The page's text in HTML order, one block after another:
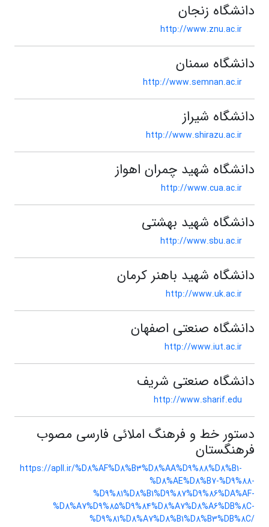
دانشگاه زنجان
http://www.znu.ac.ir
دانشگاه سمنان
http://www.semnan.ac.ir
دانشگاه شیراز
http://www.shirazu.ac.ir
دانشگاه شهید چمران اهواز
http://www.cua.ac.ir
دانشگاه شهید بهشتی
http://www.sbu.ac.ir
دانشگاه شهید باهنر کرمان
http://www.uk.ac.ir
دانشگاه صنعتی اصفهان
http://www.iut.ac.ir
دانشگاه صنعتی شریف
http://www.sharif.edu
دستور خط و فرهنگ املائی فارسی مصوب
فرهنگستان
https://apll.ir/%D8%AF%D8%B3%D8%AA%D9%88%D8%B1-
%D8%AE%D8%B7-%D9%88-
%D9%81%D8%B1%D9%87%D9%86%DA%AF-
%D8%A7%D9%85%D9%84%D8%A7%D8%A6%DB%8C-
%D9%81%D8%A7%D8%B1%D8%B3%DB%8C/